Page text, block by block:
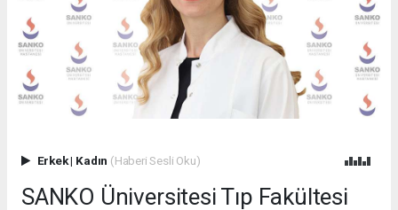
Erkek| Kadın (Haberi Sesli Oku)
SANKO Üniversitesi Tıp Fakültesi